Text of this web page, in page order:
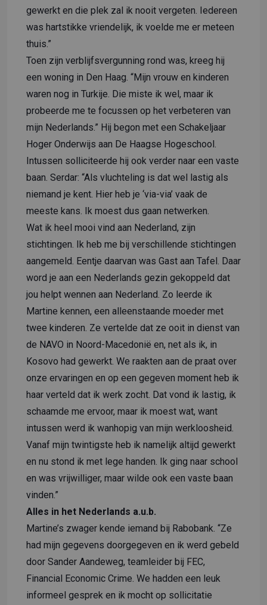
gewerkt en die plek zal ik nooit vergeten. Iedereen
was hartstikke vriendelijk, ik voelde me er meteen
thuis.”
Toen zijn verblijfsvergunning rond was, kreeg hij
een woning in Den Haag. “Mijn vrouw en kinderen
waren nog in Turkije. Die miste ik wel, maar ik
probeerde me te focussen op het verbeteren van
mijn Nederlands.” Hij begon met een Schakeljaar
Hoger Onderwijs aan De Haagse Hogeschool.
Intussen solliciteerde hij ook verder naar een vaste
baan. Serdar: “Als vluchteling is dat wel lastig als
niemand je kent. Hier heb je ‘via-via’ vaak de
meeste kans. Ik moest dus gaan netwerken.
Wat ik heel mooi vind aan Nederland, zijn
stichtingen. Ik heb me bij verschillende stichtingen
aangemeld. Eentje daarvan was Gast aan Tafel. Daar
word je aan een Nederlands gezin gekoppeld dat
jou helpt wennen aan Nederland. Zo leerde ik
Martine kennen, een alleenstaande moeder met
twee kinderen. Ze vertelde dat ze ooit in dienst van
de NAVO in Noord-Macedonië en, net als ik, in
Kosovo had gewerkt. We raakten aan de praat over
onze ervaringen en op een gegeven moment heb ik
haar verteld dat ik werk zocht. Dat vond ik lastig, ik
schaamde me ervoor, maar ik moest wat, want
intussen werd ik wanhopig van mijn werkloosheid.
Vanaf mijn twintigste heb ik namelijk altijd gewerkt
en nu stond ik met lege handen. Ik ging naar school
en was vrijwilliger, maar wilde ook een vaste baan
vinden.”
Alles in het Nederlands a.u.b.
Martine’s zwager kende iemand bij Rabobank. “Ze
had mijn gegevens doorgegeven en ik werd gebeld
door Sander Aandeweg, teamleider bij FEC,
Financial Economic Crime. We hadden een leuk
informeel gesprek en ik mocht op sollicitatie